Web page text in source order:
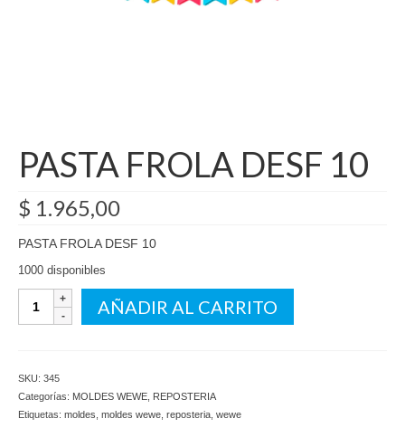
PASTA FROLA DESF 10
$ 1.965,00
PASTA FROLA DESF 10
1000 disponibles
FROLA
AÑADIR AL CARRITO
SKU: 345
Categorías: MOLDES WEWE REPOSTERIA
Etiquetas: moldes moldes wewe reposteria wewe